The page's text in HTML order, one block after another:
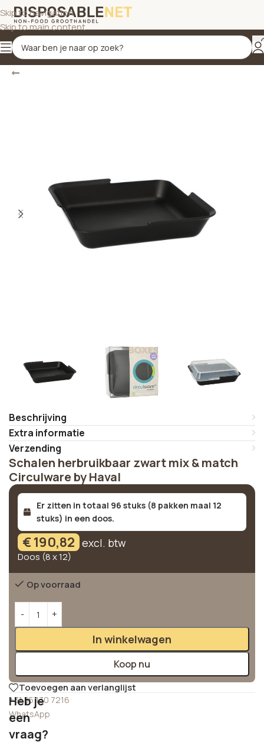
Skip to navigation
Skip to main content
Terug Home/Kunststof verpakkingen
Beschrijving
Extra informatie
Verzending
Schalen herbruikbaar zwart mix & match
Circulware by Haval
Er zitten in totaal 96 stuks (8 pakken maal 12
stuks) in een doos.
€190,82 excl. btw
Doos (8 x 12)
Op voorraad
In winkelwagen
Koop nu
Toevoegen aan verlanglijst
+31 85 130 7216
WhatsApp
Heb je
een
vraag?